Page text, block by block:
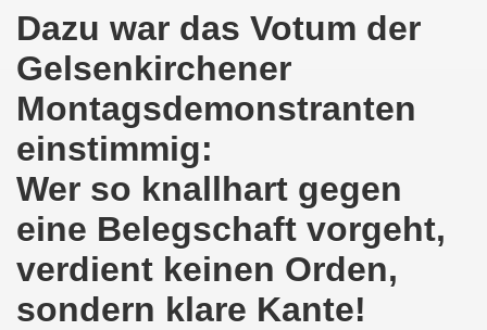
Dazu war das Votum der
Gelsenkirchener
Montagsdemonstranten
einstimmig:
Wer so knallhart gegen
eine Belegschaft vorgeht,
verdient keinen Orden,
sondern klare Kante!
am 10.10.2020 in Düsseldorf
Montagsdemo-Bewegung am 02. November 2020
auf die Bevölkerung! Beschäftigte und Arbeitslose
ruft auf: Kommt mit am 10.10.2020 gemeinsam
Brennpunkte am 14.09.2020: Wahlauswertung - Lage
Bewegung am 14.09.2020 mit breiter Themenpalette